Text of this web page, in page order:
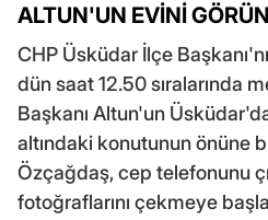
ALTUN'UN EVİNİ
CHP Üsküdar İlçe
dün saat 12.50 sıralarında
Başkanı Altun'un
altındaki konutunun önüne
Özçağdaş, cep telefonunu
fotoğraflarını çekmeye